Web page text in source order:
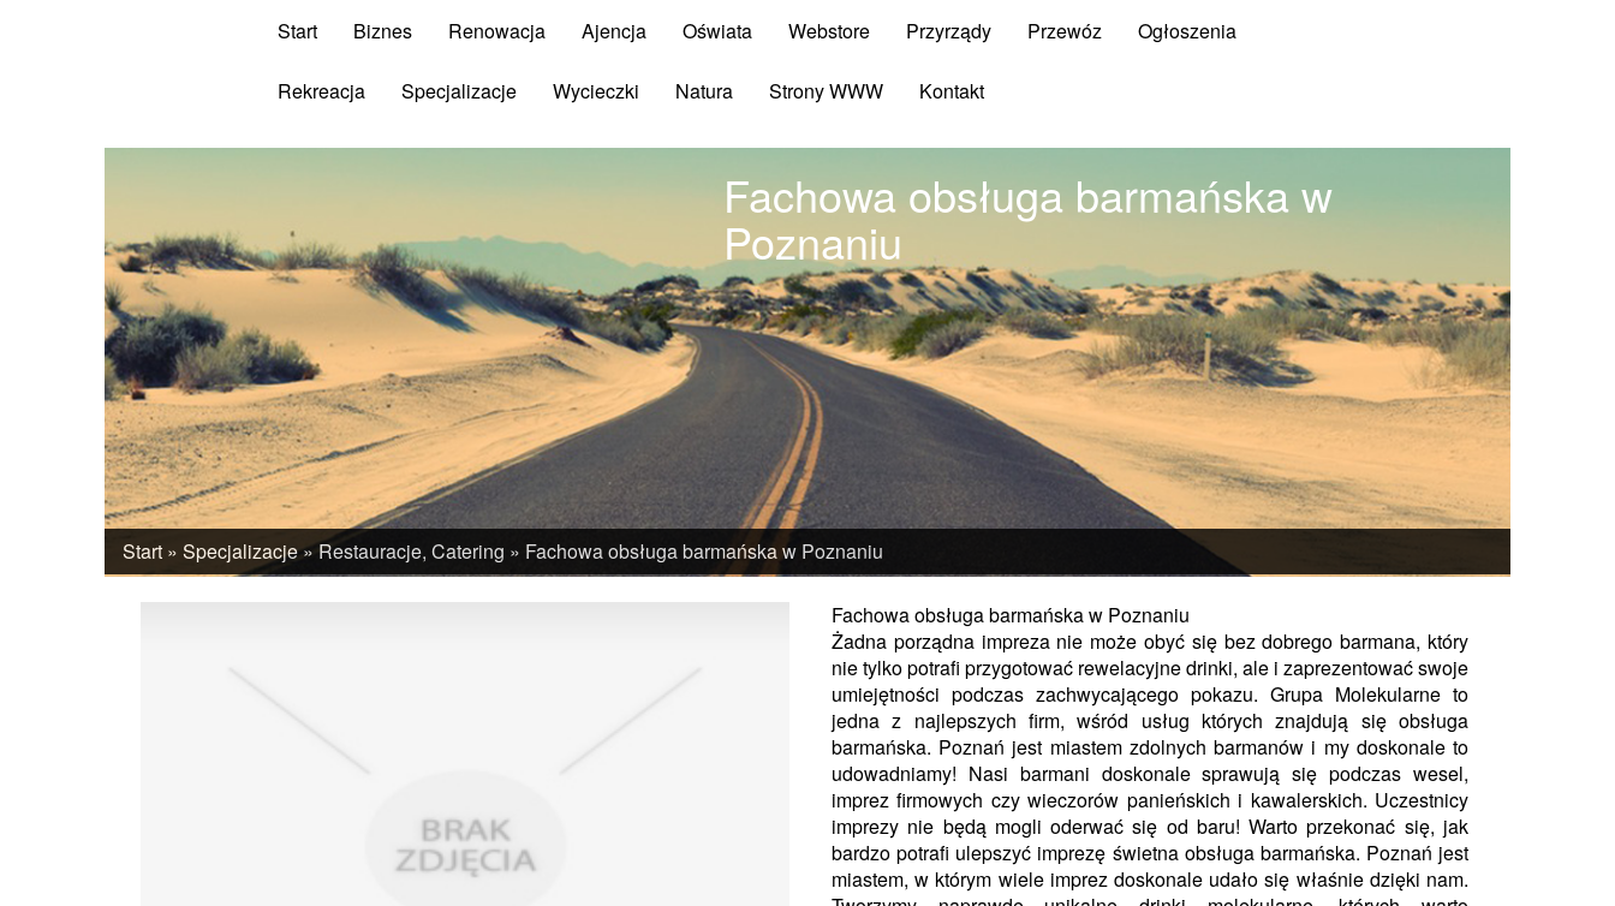
Start Biznes Renowacja Ajencja Oświata Webstore Przyrządy Przewóz Ogłoszenia
Rekreacja Specjalizacje Wycieczki Natura Strony WWW Kontakt
Fachowa obsługa barmańska w
Poznaniu
Start » Specjalizacje»Restauracje, Catering » Fachowa obsługa barmańska w Poznaniu
Fachowa obsługa barmańska w Poznaniu
Żadna porządna impreza nie może obyć się bez dobrego barmana, który
nie tylko potrafi przygotować rewelacyjne drinki, ale i zaprezentować swoje
umiejętności podczas zachwycającego pokazu. Grupa Molekularne to
jedna z najlepszych firm, wśród usług których znajdują się obsługa
barmańska. Poznań jest miastem zdolnych barmanów i my doskonale to
udowadniamy! Nasi barmani doskonale sprawują się podczas wesel,
imprez firmowych czy wieczorów panieńskich i kawalerskich. Uczestnicy
imprezy nie będą mogli oderwać się od baru! Warto przekonać się, jak
bardzo potrafi ulepszyć imprezę świetna obsługa barmańska. Poznań jest
miastem, w którym wiele imprez doskonale udało się właśnie dzięki nam.